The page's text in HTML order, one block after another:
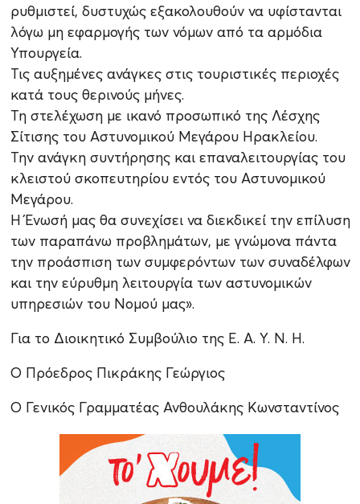
ρυθμιστεί, δυστυχώς εξακολουθούν να υφίστανται
λόγω μη εφαρμογής των νόμων από τα αρμόδια
Υπουργεία.
Τις αυξημένες ανάγκες στις τουριστικές περιοχές
κατά τους θερινούς μήνες.
Τη στελέχωση με ικανό προσωπικό της Λέσχης
Σίτισης του Αστυνομικού Μεγάρου Ηρακλείου.
Την ανάγκη συντήρησης και επαναλειτουργίας του
κλειστού σκοπευτηρίου εντός του Αστυνομικού
Μεγάρου.
Η Ένωσή μας θα συνεχίσει να διεκδικεί την επίλυση
των παραπάνω προβλημάτων, με γνώμονα πάντα
την προάσπιση των συμφερόντων των συναδέλφων
και την εύρυθμη λειτουργία των αστυνομικών
υπηρεσιών του Νομού μας».
Για το Διοικητικό Συμβούλιο της Ε. Α. Υ. Ν. Η.
Ο Πρόεδρος Πικράκης Γεώργιος
Ο Γενικός Γραμματέας Ανθουλάκης Κωνσταντίνος